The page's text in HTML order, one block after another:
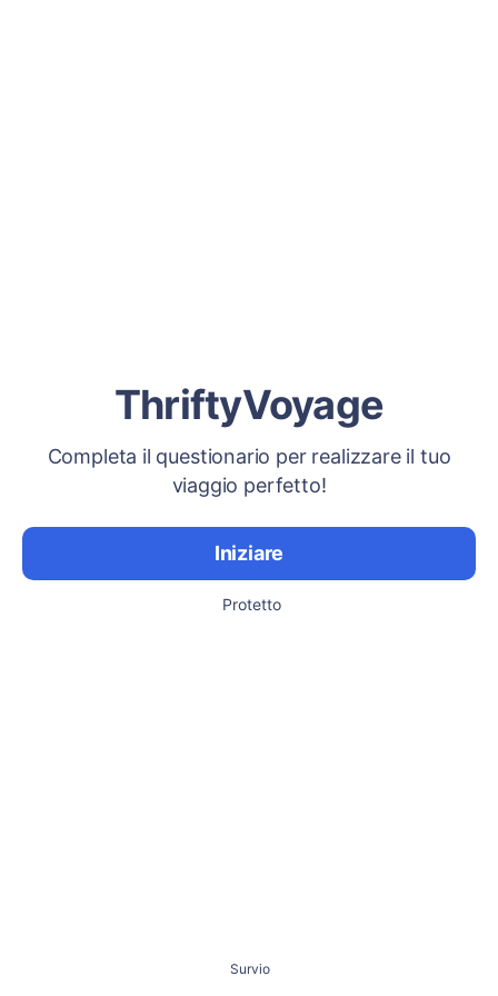
ThriftyVoyage
Completa il questionario per realizzare il tuo
viaggio perfetto!
Iniziare
Protetto
Survio